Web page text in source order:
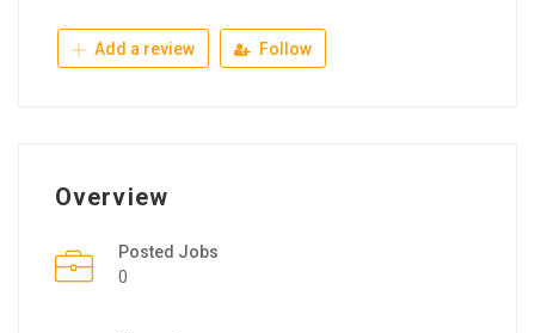
Add a review Follow
Overview
Posted Jobs
0